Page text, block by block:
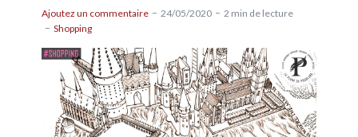
Ajoutez un commentaire 24/05/2020
2 min de lecture
Shopping